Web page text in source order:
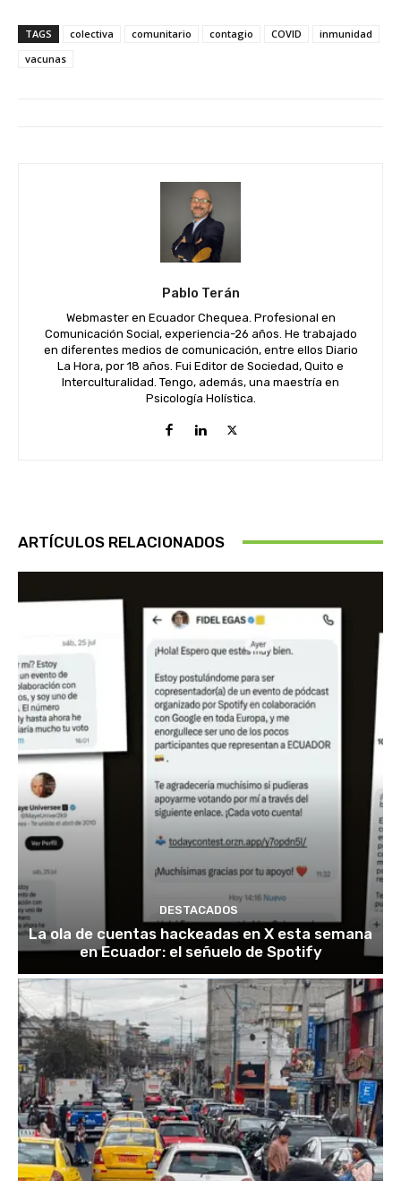
TAGS colectiva comunitario contagio COVID
inmunidad
vacunas
Pablo Terán
Webmaster en Ecuador Chequea. Profesional en
Comunicación Social, experiencia-26 años. He trabajado
en diferentes medios de comunicación, entre ellos Diario
La Hora, por 18 años. Fui Editor de Sociedad, Quito e
Interculturalidad. Tengo, además, una maestría en
Psicología Holística.
ARTÍCULOS RELACIONADOS
DESTACADOS
La ola de cuentas hackeadas en X esta semana
en Ecuador: el señuelo de Spotify